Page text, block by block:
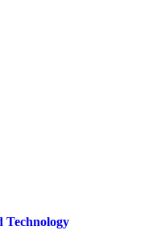
Technology